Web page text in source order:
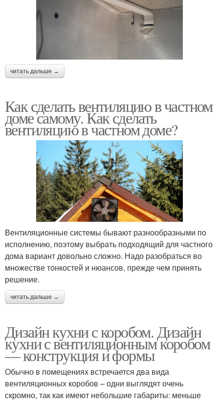
читать дальше →
Как сделать вентиляцию в частном
доме самому. Как сделать
вентиляцию в частном доме?
Вентиляционные системы бывают разнообразными по
исполнению, поэтому выбрать подходящий для частного
дома вариант довольно сложно. Надо разобраться во
множестве тонкостей и нюансов, прежде чем принять
решение.
читать дальше →
Дизайн кухни с коробом. Дизайн
кухни с вентиляционным коробом
— конструкция и формы
Обычно в помещениях встречается два вида
вентиляционных коробов – одни выглядят очень
скромно, так как имеют небольшие габариты: меньше